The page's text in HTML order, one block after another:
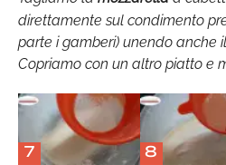
direttamente sul condimento
parte i gamberi) unendo anche
Copriamo con un altro piatto e
7 8